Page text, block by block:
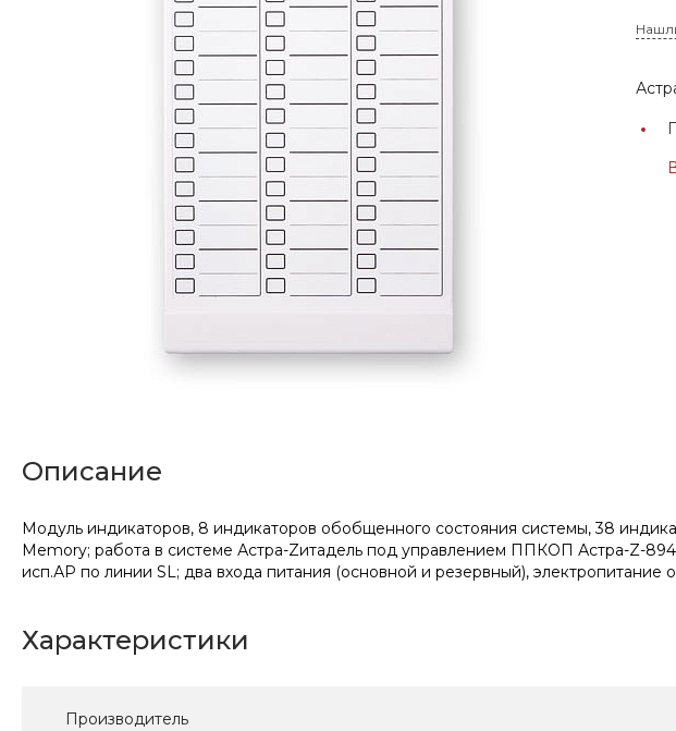
Описание
Модуль индикаторов, 8 индикаторов обобщенного состояния системы, 38
Memory; работа в системе Астра-Zитадель под управлением ППКОП Астра-Z-
исп.АР по линии SL; два входа питания (основной и резервный), электропитание
Характеристики
Производитель